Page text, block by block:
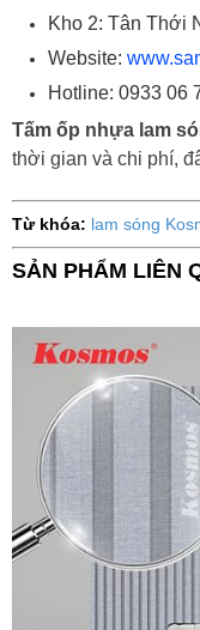
Kho 2: Tân Thới
Website:
Hotline: 0933 06
Tấm ốp nhựa lam
thời gian và chi phí,
Từ khóa: lam sóng
SẢN PHẨM LIÊN